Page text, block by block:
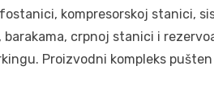
kompresorskoj stanici,
crpnoj stanici i
Proizvodni kompleks